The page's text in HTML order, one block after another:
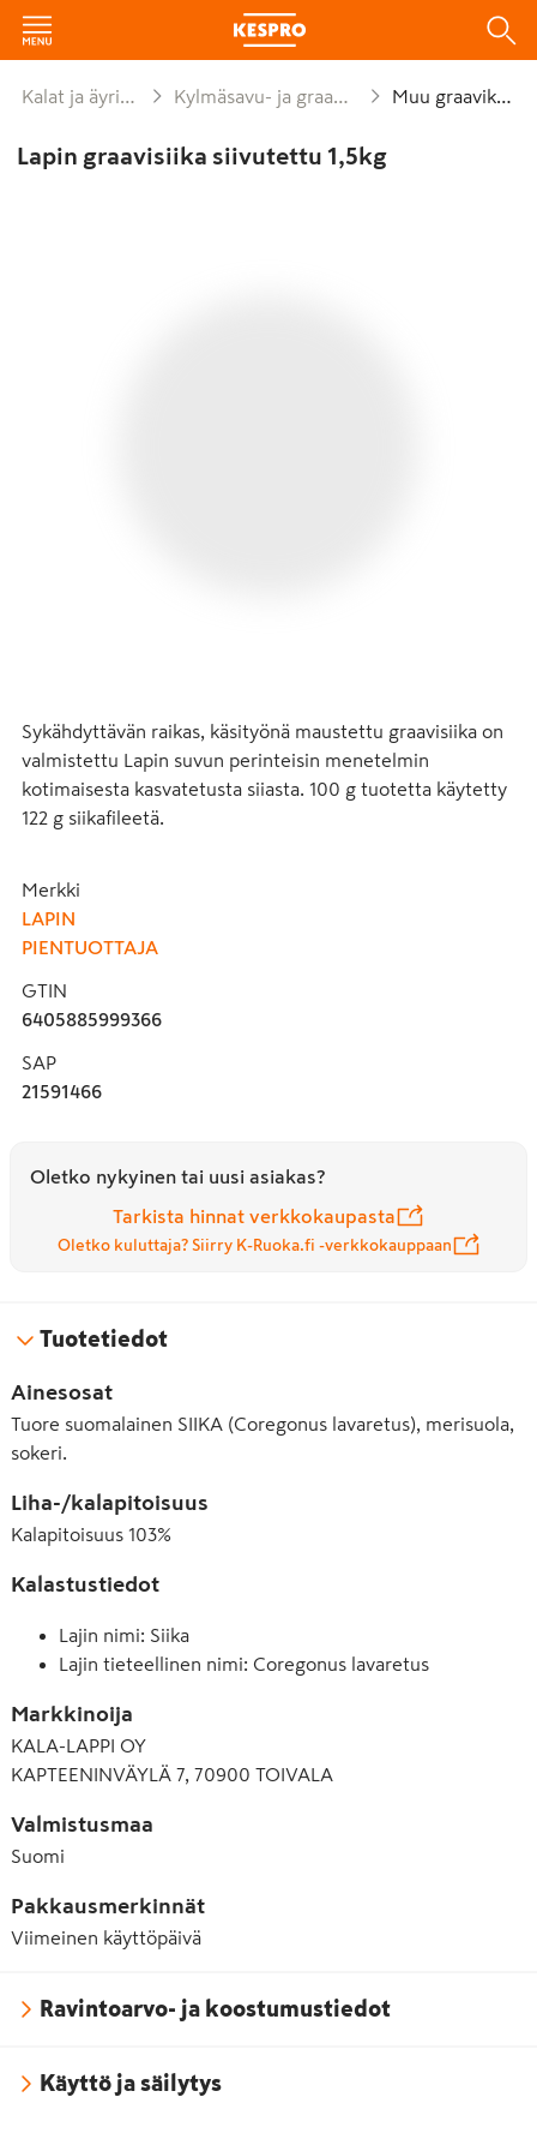
Kalat ja äyriäiset Kylmäsavu- ja graavikalat Muu graavikala
Lapin graavisiika siivutettu 1,5kg
Sykähdyttävän raikas, käsityönä maustettu graavisiika on
valmistettu Lapin suvun perinteisin menetelmin
kotimaisesta kasvatetusta siiasta. 100 g tuotetta käytetty
122 g siikafileetä.
Merkki
LAPIN
PIENTUOTTAJA
GTIN
6405885999366
SAP
21591466
Oletko nykyinen tai uusi asiakas?
Tarkista hinnat verkkokaupasta
Oletko kuluttaja? Siirry K-Ruoka.fi -verkkokauppaan
Tuotetiedot
Ainesosat
Tuore suomalainen SIIKA (Coregonus lavaretus), merisuola,
sokeri.
Liha-/kalapitoisuus
Kalapitoisuus 103%
Kalastustiedot
Lajin nimi: Siika
Lajin tieteellinen nimi: Coregonus lavaretus
Markkinoija
KALA-LAPPI OY
KAPTEENINVÄYLÄ 7, 70900 TOIVALA
Valmistusmaa
Suomi
Pakkausmerkinnät
Viimeinen käyttöpäivä
Ravintoarvo- ja koostumustiedot
Käyttö ja säilytys